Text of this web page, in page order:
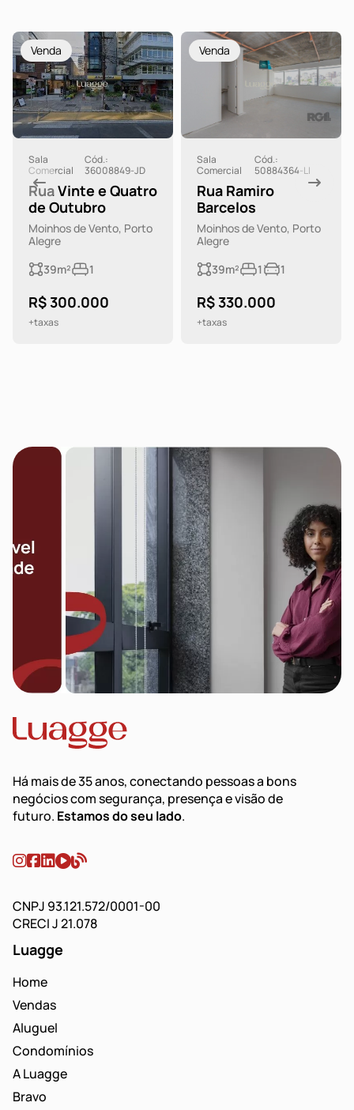
Venda
Sala
Comercial
Cód.:
36008849-JD
Rua Vinte e Quatro
de Outubro
Moinhos de Vento, Porto
Alegre
39m²
1
R$ 300.000
+taxas
Venda
Sala
Comercial
Cód.:
50884364-LI
Rua Ramiro
Barcelos
Moinhos de Vento, Porto
Alegre
39m²
1 1
R$ 330.000
+taxas
Há mais de 35 anos, conectando pessoas a bons
negócios com segurança, presença e visão de
futuro. Estamos do seu lado.
CNPJ 93.121.572/0001-00
CRECI J 21.078
Luagge
Home
Vendas
Aluguel
Condomínios
A Luagge
Bravo